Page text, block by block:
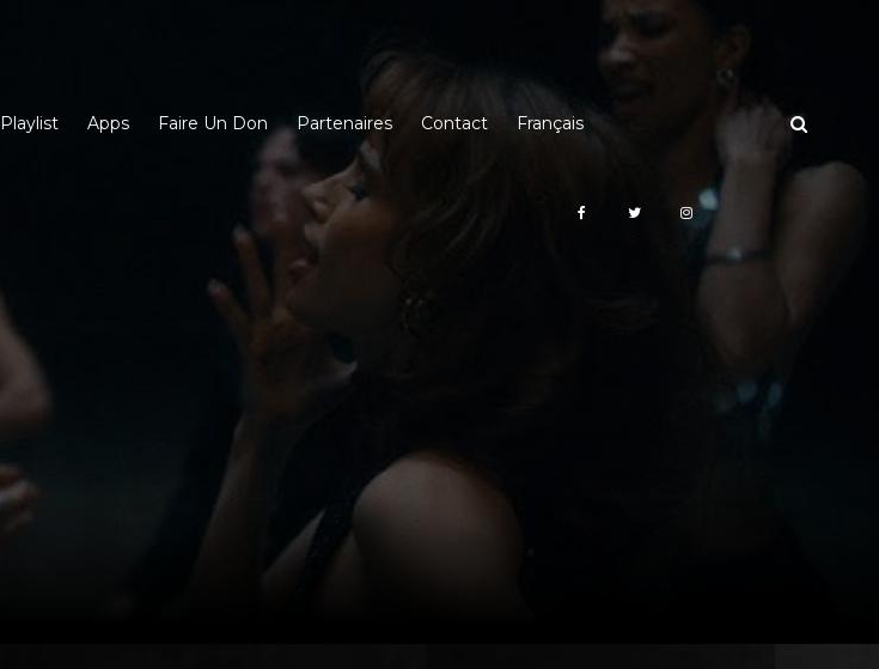
Playlist Apps Faire Un Don Partenaires Contact Français